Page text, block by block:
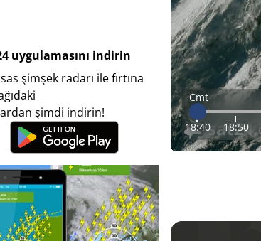
uygulamasını indirin
şimşek radarı ile fırtına
şimdi indirin!
Cmt
18:40 18:50